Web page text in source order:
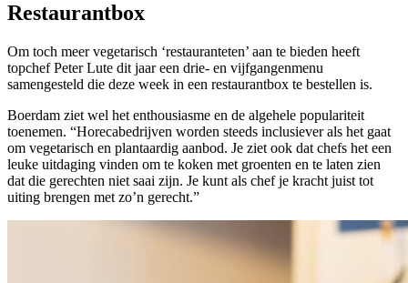
Restaurantbox
Om toch meer vegetarisch ‘restauranteten’ aan te bieden heeft
topchef Peter Lute dit jaar een drie- en vijfgangenmenu
samengesteld die deze week in een restaurantbox te bestellen is.
Boerdam ziet wel het enthousiasme en de algehele populariteit
toenemen. “Horecabedrijven worden steeds inclusiever als het gaat
om vegetarisch en plantaardig aanbod. Je ziet ook dat chefs het een
leuke uitdaging vinden om te koken met groenten en te laten zien
dat die gerechten niet saai zijn. Je kunt als chef je kracht juist tot
uiting brengen met zo’n gerecht.”